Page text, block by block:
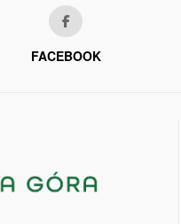
FACEBOOK